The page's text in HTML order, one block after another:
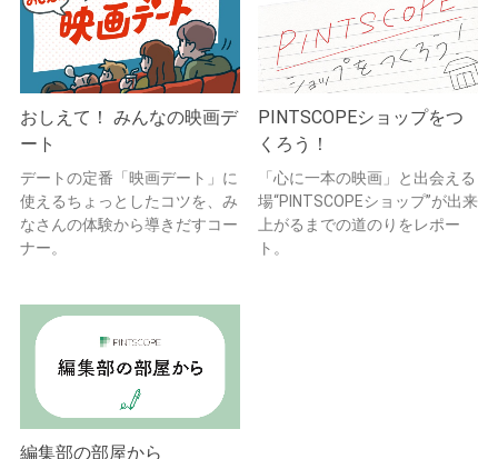
おしえて！ みんなの映画デ
ート
デートの定番「映画デート」に
使えるちょっとしたコツを、み
なさんの体験から導きだすコー
ナー。
PINTSCOPEショップをつ
くろう！
「心に一本の映画」と出会える
場“PINTSCOPEショップ”が出来
上がるまでの道のりをレポー
ト。
編集部の部屋から